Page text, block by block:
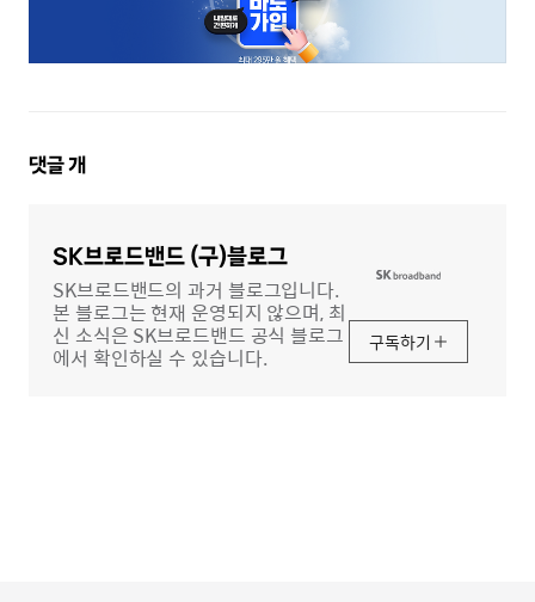
댓
댓글개
SK브로드밴드 (구)블로그
SK브로드밴드의 과거 블로그입니다.
본 블로그는 현재 운영되지 않으며, 최
신 소식은 SK브로드밴드 공식 블로그
에서 확인하실 수 있습니다.
구독하기